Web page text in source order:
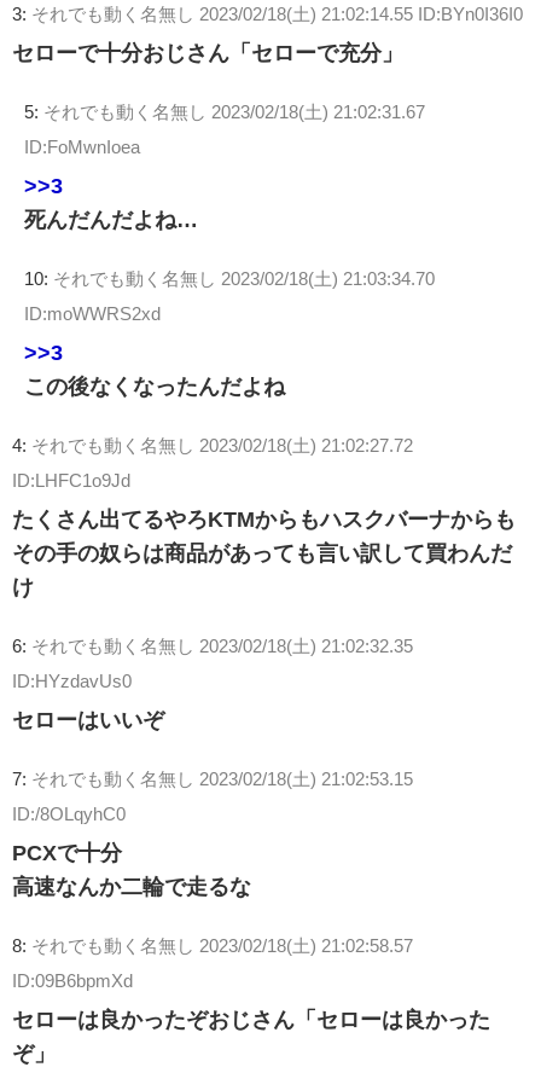
3: それでも動く名無し 2023/02/18(土) 21:02:14.55 ID:BYn0I36I0
セローで十分おじさん「セローで充分」
5: それでも動く名無し 2023/02/18(土) 21:02:31.67
ID:FoMwnIoea
>>3
死んだんだよね…
10: それでも動く名無し 2023/02/18(土) 21:03:34.70
ID:moWWRS2xd
>>3
この後なくなったんだよね
4: それでも動く名無し 2023/02/18(土) 21:02:27.72
ID:LHFC1o9Jd
たくさん出てるやろKTMからもハスクバーナからも
その手の奴らは商品があっても言い訳して買わんだ
け
6: それでも動く名無し 2023/02/18(土) 21:02:32.35
ID:HYzdavUs0
セローはいいぞ
7: それでも動く名無し 2023/02/18(土) 21:02:53.15
ID:/8OLqyhC0
PCXで十分
高速なんか二輪で走るな
8: それでも動く名無し 2023/02/18(土) 21:02:58.57
ID:09B6bpmXd
セローは良かったぞおじさん「セローは良かった
ぞ」